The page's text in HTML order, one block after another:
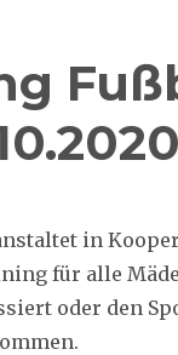
in
für alle
oder den